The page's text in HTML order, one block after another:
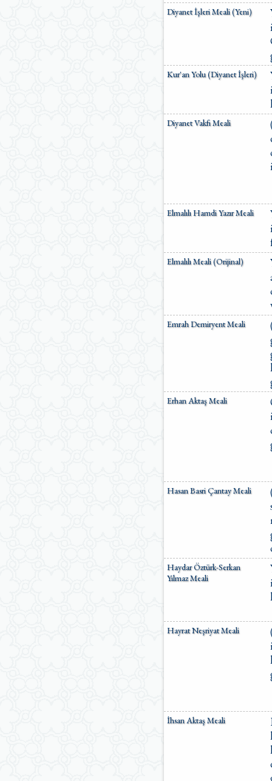
Diyanet İşleri Meali (Yeni)
Kur'an Yolu (Diyanet İşleri)
Diyanet Vakfı Meali
Elmalılı Hamdi Yazır Meali
Elmalılı Meali (Orijinal)
Emrah Demiryent Meali
Erhan Aktaş Meali
Hasan Basri Çantay Meali
Haydar Öztürk-Serkan
Yılmaz Meali
Hayrat Neşriyat Meali
İhsan Aktaş Meali